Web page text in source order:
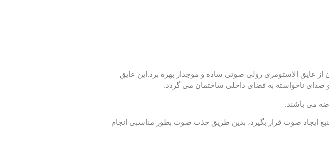
عایق الاستومری رولی صوتی ساده و موجدار بهره برد.این عایق
ناخواسته به فضای داخلی ساختمان می گردد.
می باشند.
ایجاد صوت قرار بگیرد، بدین طریق جذب صوت بطور مناسبی انجام